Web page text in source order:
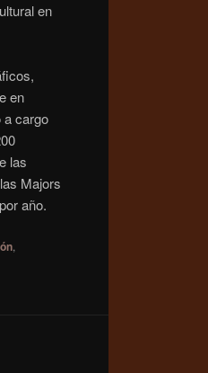
en
en
a cargo
las
Majors
año.
,